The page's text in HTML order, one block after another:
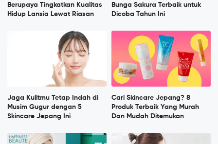
Berupaya Tingkatkan Kualitas
Hidup Lansia Lewat Riasan
Bunga Sakura Terbaik untuk
Dicoba Tahun Ini
Jaga Kulitmu Tetap Indah di
Musim Gugur dengan 5
Skincare Jepang Ini
Cari Skincare Jepang? 8
Produk Terbaik Yang Murah
Dan Mudah Ditemukan